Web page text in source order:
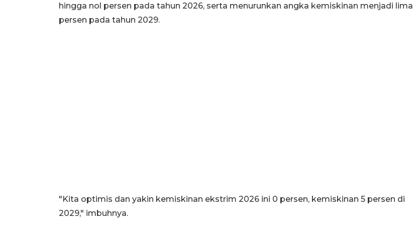
hingga nol persen pada tahun 2026, serta menurunkan angka kemiskinan menjadi lima
persen pada tahun 2029.
"Kita optimis dan yakin kemiskinan ekstrim 2026 ini 0 persen, kemiskinan 5 persen di
2029," imbuhnya.